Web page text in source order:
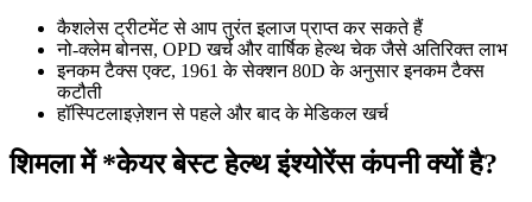
कैशलेस ट्रीटमेंट से आप तुरंत इलाज प्राप्त कर सकते हैं
नो-क्लेम बोनस, OPD खर्च और वार्षिक हेल्थ चेक जैसे अतिरिक्त लाभ
इनकम टैक्स एक्ट, 1961 के सेक्शन 80D के अनुसार इनकम टैक्स
कटौती
हॉस्पिटलाइज़ेशन से पहले और बाद के मेडिकल खर्च
शिमला में *केयर बेस्ट हेल्थ इंश्योरेंस कंपनी क्यों है?